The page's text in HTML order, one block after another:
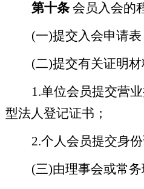
第十条会员入会的
(一)提交入会申请表
(二)提交有关证明材
1.单位会员提交营
型法人登记证书；
2.个人会员提交身
(三)由理事会或常